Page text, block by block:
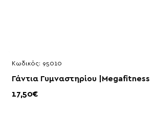
Κωδικός: 95010
Γάντια Γυμναστηρίου |Megafitness
17,50€